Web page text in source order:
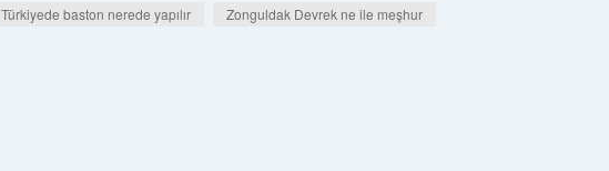
Türkiyede baston nerede yapılır Zonguldak Devrek ne ile meşhur